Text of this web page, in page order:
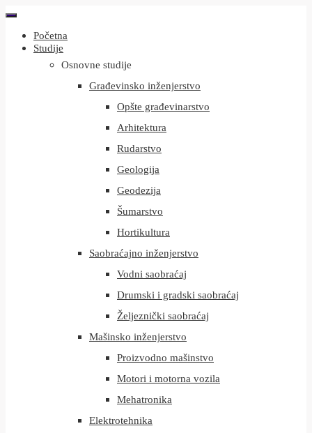
Početna
Studije
Osnovne studije
Građevinsko inženjerstvo
Opšte građevinarstvo
Arhitektura
Rudarstvo
Geologija
Geodezija
Šumarstvo
Hortikultura
Saobraćajno inženjerstvo
Vodni saobraćaj
Drumski i gradski saobraćaj
Željeznički saobraćaj
Mašinsko inženjerstvo
Proizvodno mašinstvo
Motori i motorna vozila
Mehatronika
Elektrotehnika